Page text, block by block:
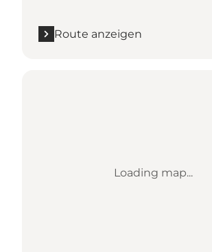
Route anzeigen
Loading map...